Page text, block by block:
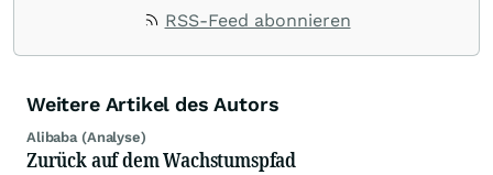
Beiträge und Analysen zu internationalen
bieten.
RSS-Feed abonnieren
Weitere Artikel des Autors
Alibaba (Analyse)
Zurück auf dem Wachstumspfad